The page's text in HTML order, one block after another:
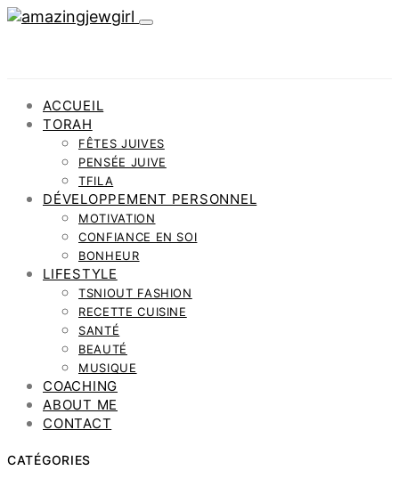
ACCUEIL
TORAH
FÊTES JUIVES
PENSÉE JUIVE
TFILA
DÉVELOPPEMENT PERSONNEL
MOTIVATION
CONFIANCE EN SOI
BONHEUR
LIFESTYLE
TSNIOUT FASHION
RECETTE CUISINE
SANTÉ
BEAUTÉ
MUSIQUE
COACHING
ABOUT ME
CONTACT
CATÉGORIES